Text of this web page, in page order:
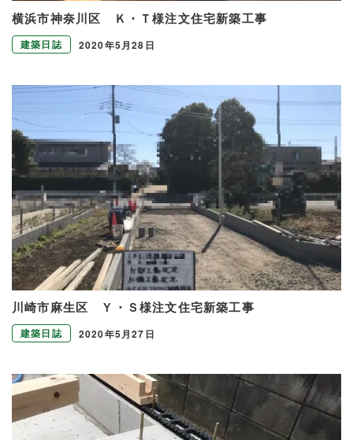
横浜市神奈川区 Ｋ・Ｔ様注文住宅新築工事
建築日誌 2020年5月28日
川崎市麻生区 Ｙ・Ｓ様注文住宅新築工事
建築日誌 2020年5月27日